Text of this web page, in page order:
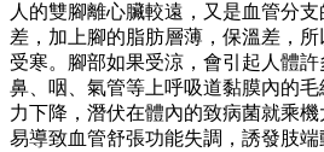
人的雙腳離心臟較遠，又是血管分
差，加上腳的脂肪層薄，保溫差，
受寒。腳部如果受涼，會引起人體
鼻、咽、氣管等上呼吸道黏膜內的
力下降，潛伏在體內的致病菌就乘
易導致血管舒張功能失調，誘發肢